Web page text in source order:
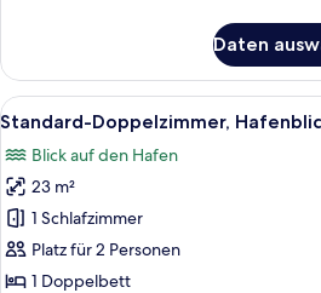
Ocean
View
anzeigen
Family
Twin
Room
Ocean
View
Daten
Alle
Fotos
für
Standard-
Doppelzimmer,
Hafenblick
anzeigen
Ein
7
Standard-Doppelzimmer,
Blick auf den Hafen
23 m²
1 Schlafzimmer
Platz für 2 Personen
1 Doppelbett